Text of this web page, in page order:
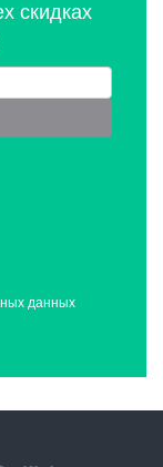
скидках
данных